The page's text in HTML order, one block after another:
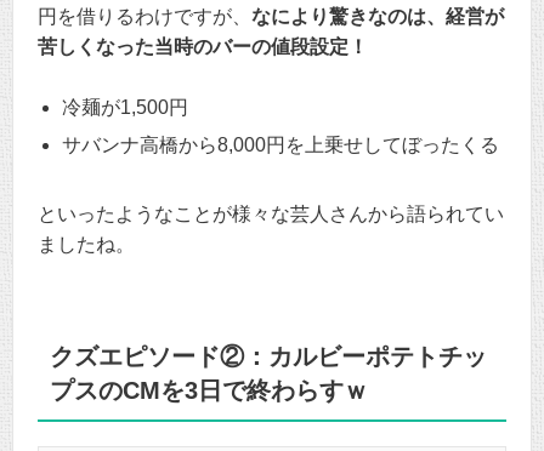
円を借りるわけですが、 なにより驚きなのは、経営が
苦しくなった当時のバーの値段設定！
冷麺が1,500円
サバンナ高橋から8,000円を上乗せしてぼったくる
といったようなことが様々な芸人さんから語られてい
ましたね。
クズエピソード②：カルビーポテトチッ
プスのCMを3日で終わらすｗ